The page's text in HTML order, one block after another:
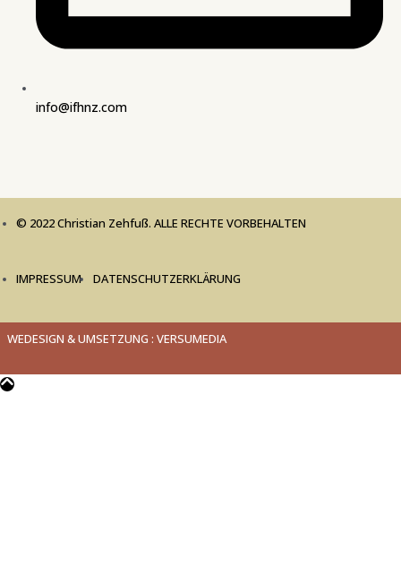
info@ifhnz.com
© 2022 Christian Zehfuß. ALLE RECHTE VORBEHALTEN
IMPRESSUM DATENSCHUTZERKLÄRUNG
WEDESIGN & UMSETZUNG : VERSUMEDIA